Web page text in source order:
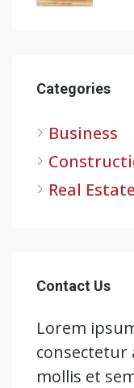
Categories
Business
Real Estate
Contact Us
Lorem
consectetur
mollis et